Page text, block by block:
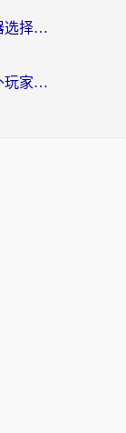
英国玩枪神纪总卡顿？这篇加速器选择指南帮你告别延迟（附实测推荐）
最强蜗牛迅游加速器有用吗？海外玩家国服游戏加速避坑指南（附德国玩忍者必须死3流星蝴蝶剑解决办法）